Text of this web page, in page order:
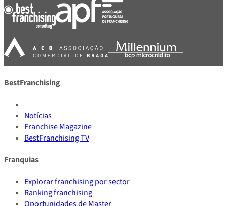
BestFranchising
Notícias
Franchise Magazine
BestFranchising TV
Franquias
Explorar franchising por sector
Ranking franchising